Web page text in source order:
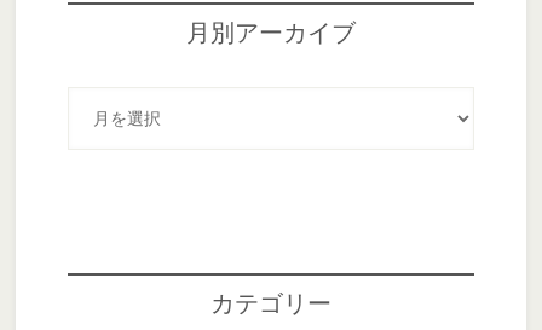
月別アーカイブ
カテゴリー